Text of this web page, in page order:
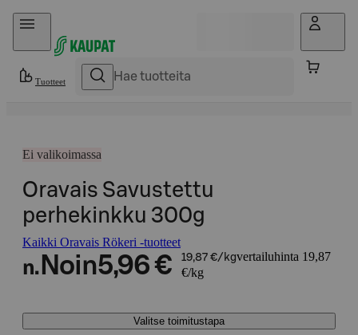
Hyppää sisältöön
Tuotteet
Ei valikoimassa
Oravais Savustettu
perhekinkku 300g
Kaikki Oravais Rökeri -tuotteet
n. Noin5,96 € 19,87 €/kgvertailuhinta 19,87
€/kg
Valitse toimitustapa